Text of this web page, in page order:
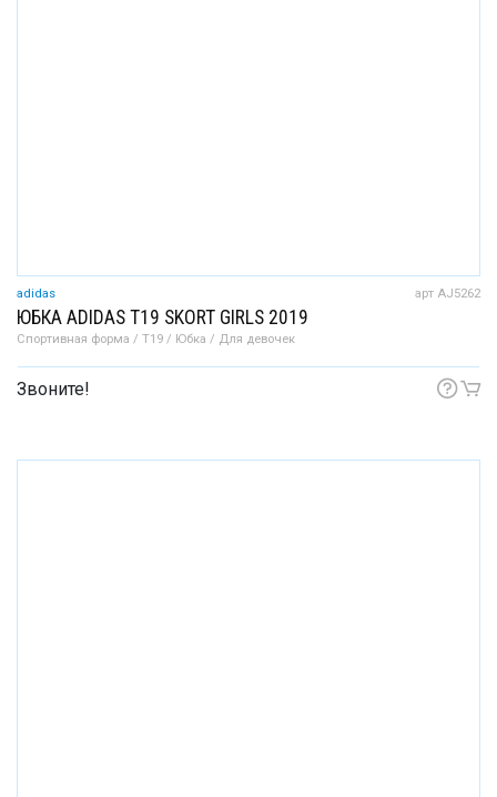
adidas арт AJ5262
ЮБКА ADIDAS T19 SKORT GIRLS 2019
Спортивная форма / T19 / Юбка / Для девочек
Звоните!